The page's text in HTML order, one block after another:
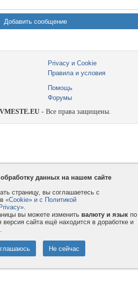
Privacy и Cookie
Правила и условия
Помощь
Форумы
VMESTE.EU - Все права защищены.
данных на нашем сайте
страницу, вы соглашаетесь с
«Cookie» и с Политикой
.
вы можете изменить валюту и язык по
сайта ещё находится в доработке и